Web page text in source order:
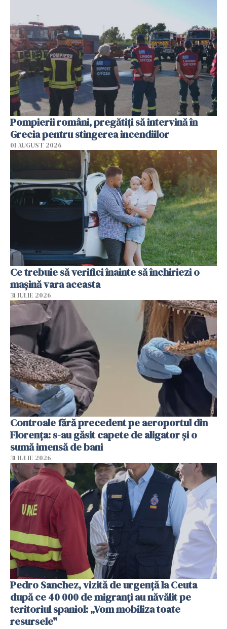
Pompierii români, pregătiţi să intervină în
Grecia pentru stingerea incendiilor
01 AUGUST 2026
Ce trebuie să verifici înainte să închiriezi o
mașină vara aceasta
31 IULIE 2026
Controale fără precedent pe aeroportul din
Florența: s-au găsit capete de aligator și o
sumă imensă de bani
31 IULIE 2026
Pedro Sanchez, vizită de urgență la Ceuta
după ce 40 000 de migranți au năvălit pe
teritoriul spaniol: „Vom mobiliza toate
resursele"